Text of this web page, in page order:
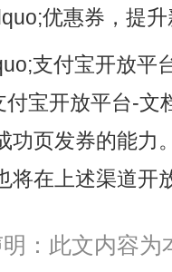
优惠券，提
支付宝开放平
付宝开放平台-文
功页发券的能力
将在上述渠道开
：此文内容